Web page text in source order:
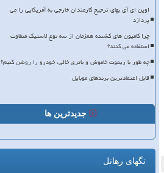
اوپن ای آی بهای ترجیح کارمندان خارجی به آمریکایی را می
پردازد
چرا کامیون های کشنده همزمان از سه نوع لاستیک متفاوت
استفاده می کنند؟
چه طور با ریموت خاموش و باتری خالی، خودرو را روشن کنیم؟
قابل اعتمادترین برندهای موبایل
جدیدترین ها
تگهای رهاتل